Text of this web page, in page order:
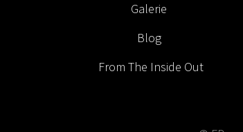
Galerie
Blog
From The Inside Out